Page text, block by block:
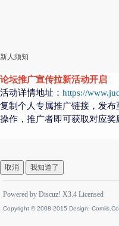
新人须知
论坛推广宣传拉新活动开启
活动详情地址： https://
复制个人专属推广链接，发
操作，推广者即可获取对应奖
取消 我知道了
Powered by Discuz! X3.4 Licensed
Copyright © 2008-2015 Design: